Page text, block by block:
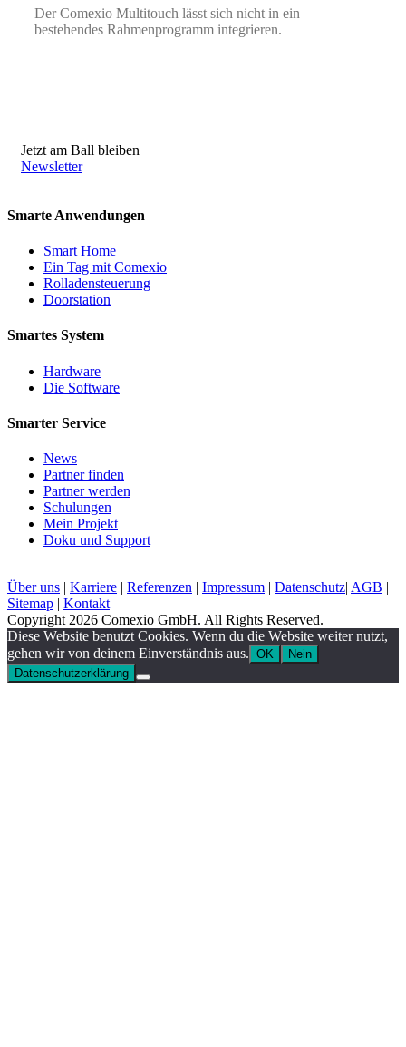
Der Comexio Multitouch lässt sich nicht in ein
bestehendes Rahmenprogramm integrieren.
Jetzt am Ball bleiben
Newsletter
Smarte Anwendungen
Smart Home
Ein Tag mit Comexio
Rolladensteuerung
Doorstation
Smartes System
Hardware
Die Software
Smarter Service
News
Partner finden
Partner werden
Schulungen
Mein Projekt
Doku und Support
Über uns | Karriere | Referenzen | Impressum | Datenschutz| AGB |
Sitemap | Kontakt
Copyright 2026 Comexio GmbH. All Rights Reserved.
Diese Website benutzt Cookies. Wenn du die Website weiter nutzt,
gehen wir von deinem Einverständnis aus. OK
Nein
Datenschutzerklärung